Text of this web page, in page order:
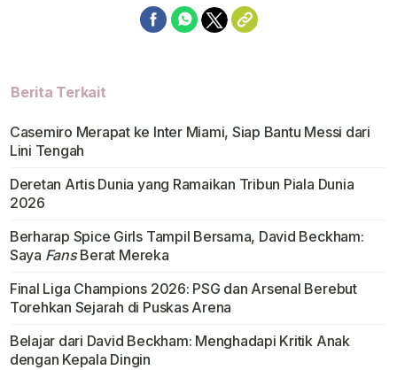
Berita Terkait
Casemiro Merapat ke Inter Miami, Siap Bantu Messi dari
Lini Tengah
Deretan Artis Dunia yang Ramaikan Tribun Piala Dunia
2026
Berharap Spice Girls Tampil Bersama, David Beckham:
Saya FansBerat Mereka
Final Liga Champions 2026: PSG dan Arsenal Berebut
Torehkan Sejarah di Puskas Arena
Belajar dari David Beckham: Menghadapi Kritik Anak
dengan Kepala Dingin